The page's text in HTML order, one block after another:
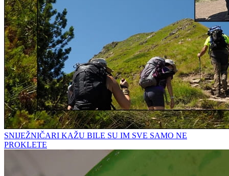
SNIJEŽNIČARI KAŽU BILE SU IM SVE SAMO NE
PROKLETE